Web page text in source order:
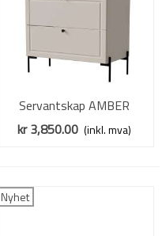
Servantskap AMBER
80x72,5 cm - cashmere - 2
kr 3,850.00 (inkl. mva)
Nyhet